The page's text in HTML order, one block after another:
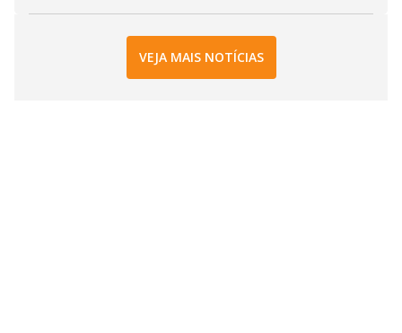
VEJA MAIS NOTÍCIAS